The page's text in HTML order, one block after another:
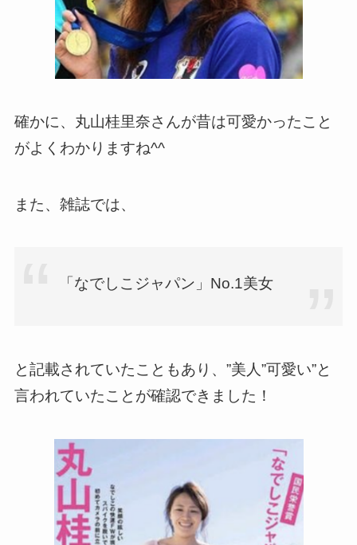
確かに、丸山桂里奈さんが昔は可愛かったこと
がよくわかりますね^^
また、雑誌では、
「なでしこジャパン」No.1美女
と記載されていたこともあり、”美人”可愛い”と
言われていたことが確認できました！